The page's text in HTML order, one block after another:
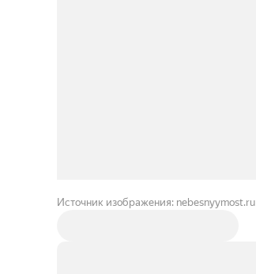
Источник изображения: nebesnyymost.ru